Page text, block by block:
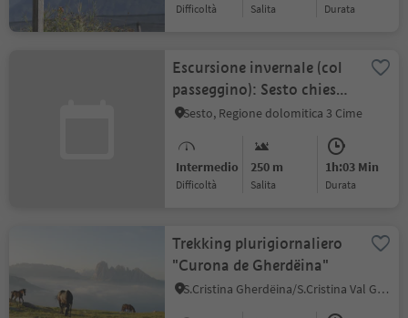
Difficoltà Salita durata
Escursione invernale (col
passeggino): Sesto chiesa
– Gasthof Panorama
Sesto, Regione dolomitica 3 Cime
Intermedio
Difficoltà
250 m
Salita
1h:03 Min
durata
Trekking plurigiornaliero
"Curona de Gherdëina"
S.Cristina Gherdëina/S.Cristina Val Gardena, Ortisei, Regione dolomitica Val Gardena